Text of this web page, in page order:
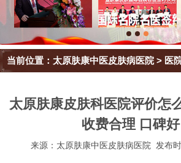
当前位置： 太原肤康中医皮肤病医院> 医
太原肤康皮肤科医院评价怎
收费合理 口碑好
来源：太原肤康中医皮肤病医院 发布